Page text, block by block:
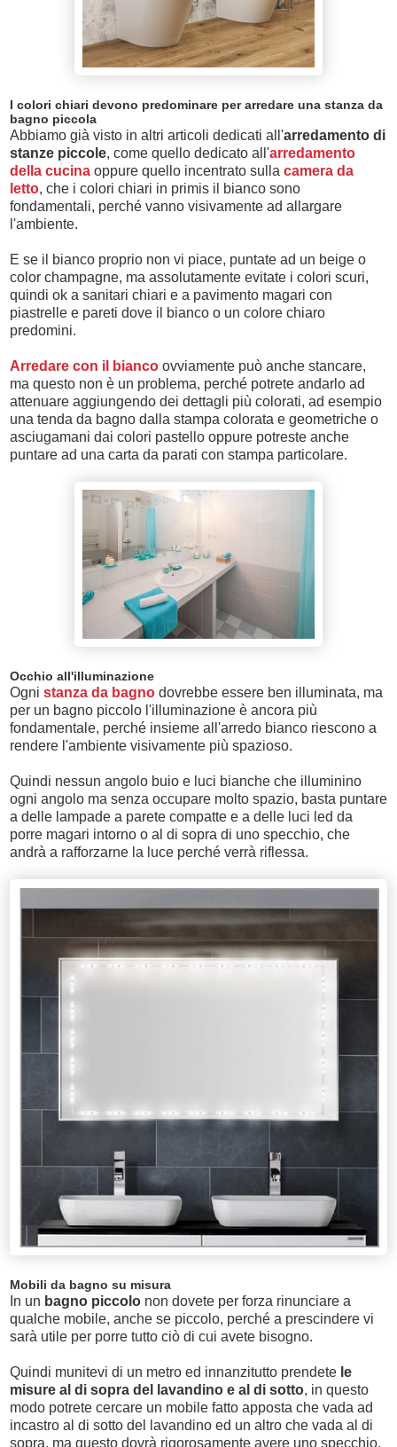
I colori chiari devono predominare per arredare una stanza da
bagno piccola
Abbiamo già visto in altri articoli dedicati all'arredamento di
stanze piccole, come quello dedicato all'arredamento
della cucina oppure quello incentrato sulla camera da
letto, che i colori chiari in primis il bianco sono
fondamentali, perché vanno visivamente ad allargare
l'ambiente.
E se il bianco proprio non vi piace, puntate ad un beige o
color champagne, ma assolutamente evitate i colori scuri,
quindi ok a sanitari chiari e a pavimento magari con
piastrelle e pareti dove il bianco o un colore chiaro
predomini.
Arredare con il bianco ovviamente può anche stancare,
ma questo non è un problema, perché potrete andarlo ad
attenuare aggiungendo dei dettagli più colorati, ad esempio
una tenda da bagno dalla stampa colorata e geometriche o
asciugamani dai colori pastello oppure potreste anche
puntare ad una carta da parati con stampa particolare.
Occhio all'illuminazione
Ogni stanza da bagno dovrebbe essere ben illuminata, ma
per un bagno piccolo l'illuminazione è ancora più
fondamentale, perché insieme all'arredo bianco riescono a
rendere l'ambiente visivamente più spazioso.
Quindi nessun angolo buio e luci bianche che illuminino
ogni angolo ma senza occupare molto spazio, basta puntare
a delle lampade a parete compatte e a delle luci led da
porre magari intorno o al di sopra di uno specchio, che
andrà a rafforzarne la luce perché verrà riflessa.
Mobili da bagno su misura
In un bagno piccolo non dovete per forza rinunciare a
qualche mobile, anche se piccolo, perché a prescindere vi
sarà utile per porre tutto ciò di cui avete bisogno.
Quindi munitevi di un metro ed innanzitutto prendete le
misure al di sopra del lavandino e al di sotto, in questo
modo potrete cercare un mobile fatto apposta che vada ad
incastro al di sotto del lavandino ed un altro che vada al di
sopra, ma questo dovrà rigorosamente avere uno specchio.